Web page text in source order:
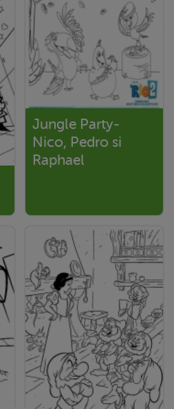
Jungle Party-
Nico, Pedro si
Raphael